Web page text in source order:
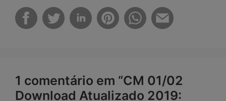
1 comentário em “CM 01/02
Download Atualizado 2019: